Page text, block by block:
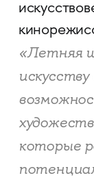
«Летняя
которые